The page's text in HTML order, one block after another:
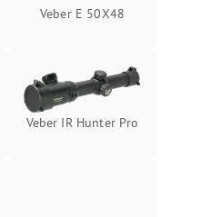
1000 ₽ Подробнее →
Veber E 50X48
Veber IR Hunter Pro